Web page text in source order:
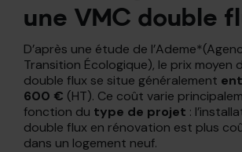
une VMC double
D’après une étude de
Transition Écologique), le prix moyen
double flux se situe généralement
600 € (HT). Ce coût varie
fonction du type de projet :
double flux en rénovation est plus
dans un logement neuf.